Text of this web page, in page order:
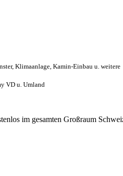
Klimaanlage, Kamin-Einbau u. weitere
VD u. Umland
im gesamten Großraum